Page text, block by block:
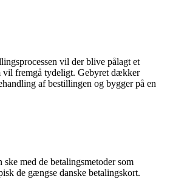
vil der blive pålagt et
vil fremgå tydeligt. Gebyret dækker
af bestillingen og bygger på en
med de betalingsmetoder som
de gængse danske betalingskort.